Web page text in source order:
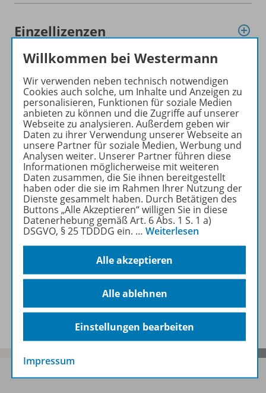
Einzellizenzen
Klassenlizenz
Schulträgerlizenz
Konzept
Gratis für Sie!
Werbematerial
Benachrichtigungs-Service
Willkommen bei Westermann
Wir verwenden neben technisch notwendigen
Cookies auch solche, um Inhalte und Anzeigen zu
personalisieren, Funktionen für soziale Medien
anbieten zu können und die Zugriffe auf unserer
Webseite zu analysieren. Außerdem geben wir
Daten zu ihrer Verwendung unserer Webseite an
unsere Partner für soziale Medien, Werbung und
Analysen weiter. Unserer Partner führen diese
Informationen möglicherweise mit weiteren
Daten zusammen, die Sie ihnen bereitgestellt
haben oder die sie im Rahmen Ihrer Nutzung der
Dienste gesammelt haben. Durch Betätigen des
Buttons „Alle Akzeptieren“ willigen Sie in diese
Datenerhebung gemäß Art. 6 Abs. 1 S. 1 a)
DSGVO, § 25 TDDDG ein. … Weiterlesen
Alle akzeptieren
Alle ablehnen
Einstellungen bearbeiten
Impressum